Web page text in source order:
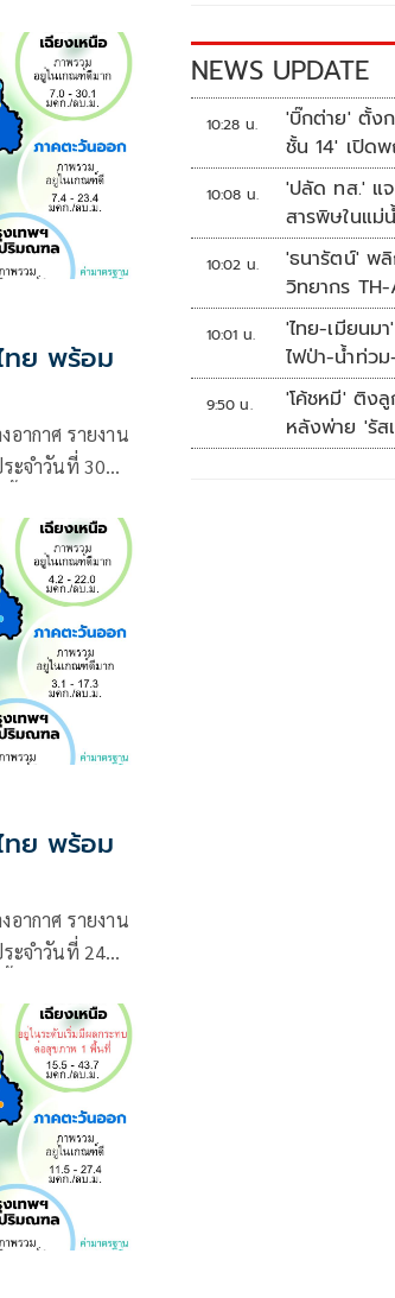
ทย พร้อม
ากาศ รายงาน
ะจำวันที่ 30
ทย พร้อม
ากาศ รายงาน
ะจำวันที่ 24
NEWS UPDATE
10:28 น.
'บิ๊กต่าย' ตั้ง
ชั้น 14' เปิด
10:08 น.
'ปลัด ทส.' แ
สารพิษในแม่
แก้ปัญหารวด
10:02 น.
'ธนารัตน์' พ
วิทยากร
งบเหมาะสม
ระดับโปร ลด
เซฟงบไปกว่
เอกชนขาดทุ
10:01 น.
'ไทย-เมียนม
ไฟป่า-น้ำท่ว
9:50 น.
'โค้ชหมี' ติง
หลังพ่าย 'รัส